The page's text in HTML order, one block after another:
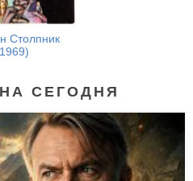
Столпник
СЕГОДНЯ